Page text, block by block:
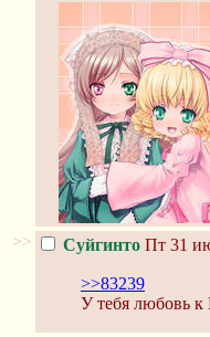
>> Суйгинто Пт 31
>>83239
У тебя любовь к